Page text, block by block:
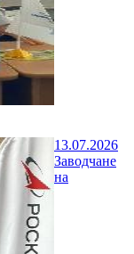
13.07.2026
Заводчане
на